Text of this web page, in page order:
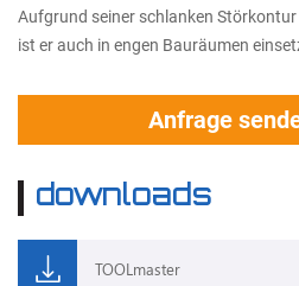
Aufgrund seiner schlanken
ist er auch in engen Bauräumen
Anfrage
downloads
TOOLmaster